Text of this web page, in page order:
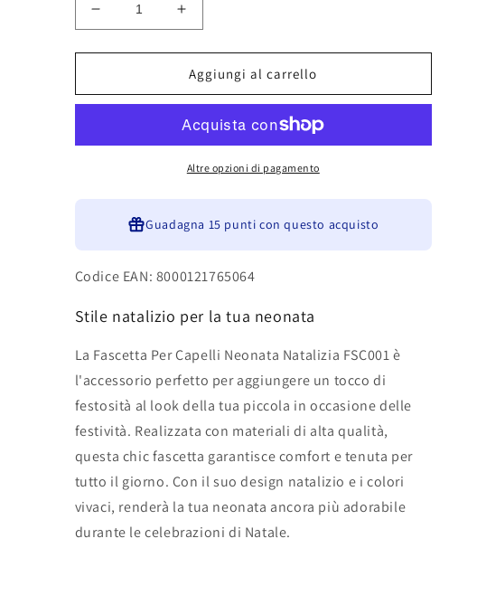
Diminuisci
quantità
per
Chic
Capelli
Aumenta
quantità
per
Che
Chic
Per
Capelli
Neonata
Aggiungi al carrello
Altre opzioni di pagamento
Guadagna 15 punti con questo acquisto
Codice EAN: 8000121765064
Stile natalizio per la tua neonata
La Fascetta Per Capelli Neonata Natalizia FSC001 è
l'accessorio perfetto per aggiungere un tocco di
festosità al look della tua piccola in occasione delle
festività. Realizzata con materiali di alta qualità,
questa chic fascetta garantisce comfort e tenuta per
tutto il giorno. Con il suo design natalizio e i colori
vivaci, renderà la tua neonata ancora più adorabile
durante le celebrazioni di Natale.